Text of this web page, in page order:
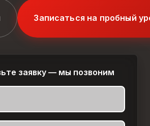
Записаться на пробный
заявку — мы позвоним